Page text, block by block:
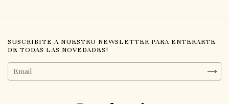
SUSCRIBITE A NUESTRO NEWSLETTER PARA ENTERARTE
DE TODAS LAS NOVEDADES!